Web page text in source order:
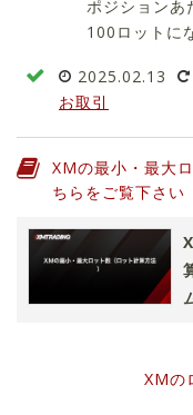
ポジション
100ロットに
2025.02.13
お取引
XMの最小・最大
ちらをご覧下さい
XMの